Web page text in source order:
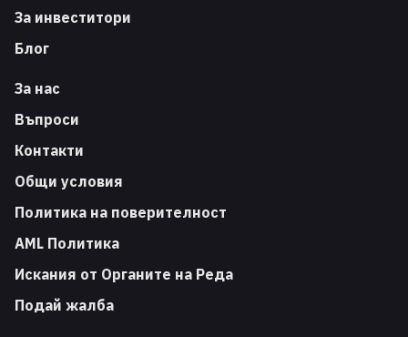
За инвеститори
Блог
За нас
Въпроси
Контакти
Общи условия
Политика на поверителност
AML Политика
Искания от Органите на Реда
Подай жалба